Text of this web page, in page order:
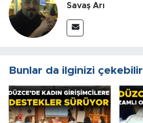
Savaş Arı
Bunlar da ilginizi çekebilir